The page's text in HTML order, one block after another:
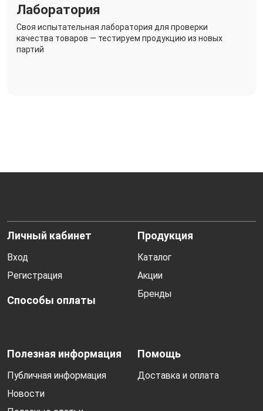
Лаборатория
Своя испытательная лаборатория для проверки
качества товаров — тестируем продукцию из новых
партий
Личный кабинет
Вход
Регистрация
Способы оплаты
Продукция
Каталог
Акции
Бренды
Полезная информация
Публичная информация
Новости
Помощь
Доставка и оплата